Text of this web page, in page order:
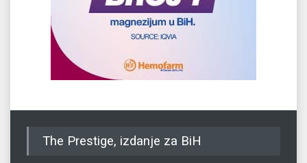
The Prestige, izdanje za BiH